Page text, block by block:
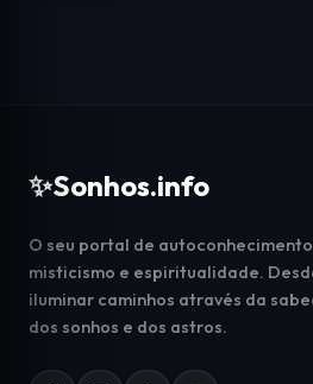
✨Sonhos.info
O seu portal de
misticismo e espiritualidade.
iluminar caminhos através da
dos sonhos e dos astros.